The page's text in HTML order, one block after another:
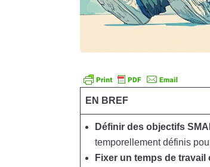
EN BREF
Définir des objectifs
temporellement définis
Fixer un temps de travail